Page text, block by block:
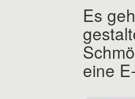
Es
eine